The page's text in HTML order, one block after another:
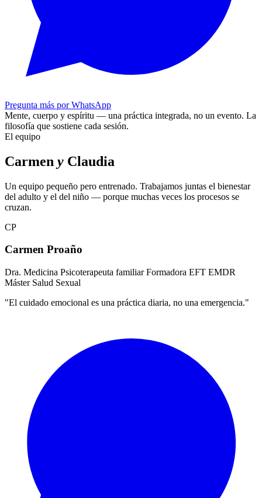
Pregunta más por WhatsApp
Mente, cuerpo y espíritu — una práctica integrada, no un evento. La
filosofía que sostiene cada sesión.
El equipo
Carmen y Claudia
Un equipo pequeño pero entrenado. Trabajamos juntas el bienestar
del adulto y el del niño — porque muchas veces los procesos se
cruzan.
CP
Carmen Proaño
Dra. Medicina Psicoterapeuta familiar Formadora EFT EMDR
Máster Salud Sexual
"El cuidado emocional es una práctica diaria, no una emergencia."